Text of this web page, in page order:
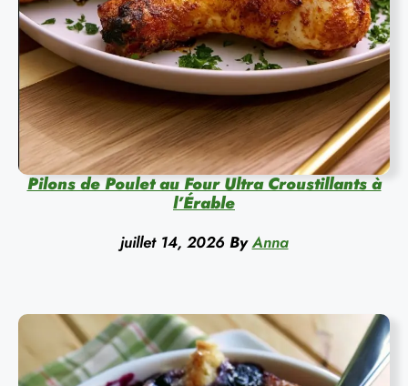
Pilons de Poulet au Four Ultra Croustillants à
l’Érable
juillet 14, 2026 By Anna